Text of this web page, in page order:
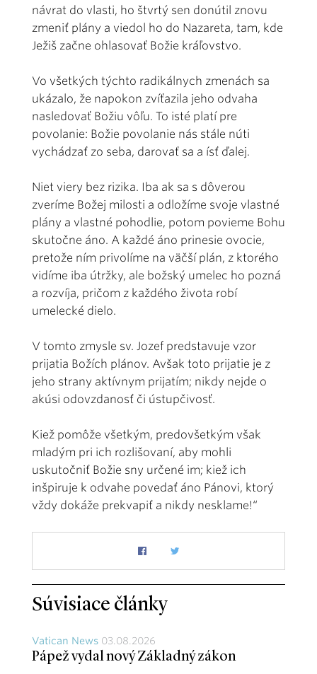
návrat do vlasti, ho štvrtý sen donútil znovu
zmeniť plány a viedol ho do Nazareta, tam, kde
Ježiš začne ohlasovať Božie kráľovstvo.
Vo všetkých týchto radikálnych zmenách sa
ukázalo, že napokon zvíťazila jeho odvaha
nasledovať Božiu vôľu. To isté platí pre
povolanie: Božie povolanie nás stále núti
vychádzať zo seba, darovať sa a ísť ďalej.
Niet viery bez rizika. Iba ak sa s dôverou
zveríme Božej milosti a odložíme svoje vlastné
plány a vlastné pohodlie, potom povieme Bohu
skutočne áno. A každé áno prinesie ovocie,
pretože ním privolíme na väčší plán, z ktorého
vidíme iba útržky, ale božský umelec ho pozná
a rozvíja, pričom z každého života robí
umelecké dielo.
V tomto zmysle sv. Jozef predstavuje vzor
prijatia Božích plánov. Avšak toto prijatie je z
jeho strany aktívnym prijatím; nikdy nejde o
akúsi odovzdanosť či ústupčivosť.
Kiež pomôže všetkým, predovšetkým však
mladým pri ich rozlišovaní, aby mohli
uskutočniť Božie sny určené im; kiež ich
inšpiruje k odvahe povedať áno Pánovi, ktorý
vždy dokáže prekvapiť a nikdy nesklame!“
Súvisiace články
Vatican News 03.08.2026
Pápež vydal nový Základný zákon